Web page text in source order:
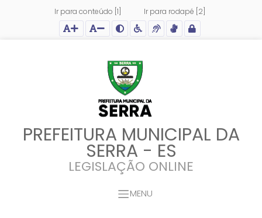
Ir para conteúdo [1] Ir para rodapé [2]
Ação para aumentar tamanho da fonte do site
Ação para diminuir tamanho da fonte do site
Ação para aplicar auto contraste no site
Acessar página sobre acessibilidade do site
Acessar página sobre NVDA - Leitor de Tela
Acessar página sobre VLibras - Tradutor de
Acessar Intranet
PREFEITURA MUNICIPAL DA
SERRA - ES
LEGISLAÇÃO ONLINE
MENU